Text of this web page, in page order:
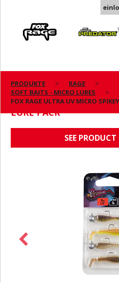
Predator
PRODUKTE
RAGE
SOFT BAITS - MICRO LURES
FOX RAGE ULTRA UV MICRO
FOX RAGE ULTRA UV
LURE PACK
SEE